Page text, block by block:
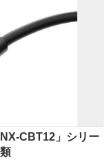
CBT12」シリー